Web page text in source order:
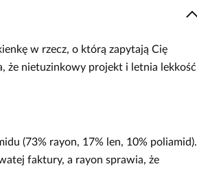
w rzecz, o którą zapytają Cię
że nietuzinkowy projekt i letnia lekkość
(73% rayon, 17% len, 10% poliamid).
faktury, a rayon sprawia, że